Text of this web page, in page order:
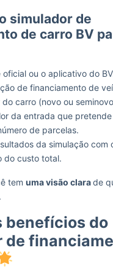
simulador de
de carro BV
oficial ou o aplicativo do
de financiamento de
do carro (novo ou
da entrada que pretende
de parcelas.
da simulação com
do custo total.
tem uma visão clarade
benefícios do
de